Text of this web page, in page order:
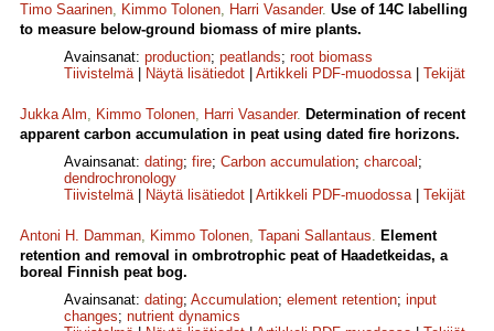
Timo Saarinen, Kimmo Tolonen, Harri Vasander. Use of 14C labelling
to measure below-ground biomass of mire plants.
Avainsanat: production; peatlands; root biomass
Tiivistelmä| Näytä lisätiedot Artikkeli PDF-muodossa| Tekijät
Jukka Alm, Kimmo Tolonen, Harri Vasander. Determination of recent
apparent carbon accumulation in peat using dated fire horizons.
Avainsanat: dating; fire; Carbon accumulation; charcoal ;
dendrochronology
Tiivistelmä| Näytä lisätiedot Artikkeli PDF-muodossa| Tekijät
Antoni H. Damman, Kimmo Tolonen, Tapani Sallantaus. Element
retention and removal in ombrotrophic peat of Haadetkeidas, a
boreal Finnish peat bog.
Avainsanat: dating; Accumulation; element retention; input
changes; nutrient dynamics